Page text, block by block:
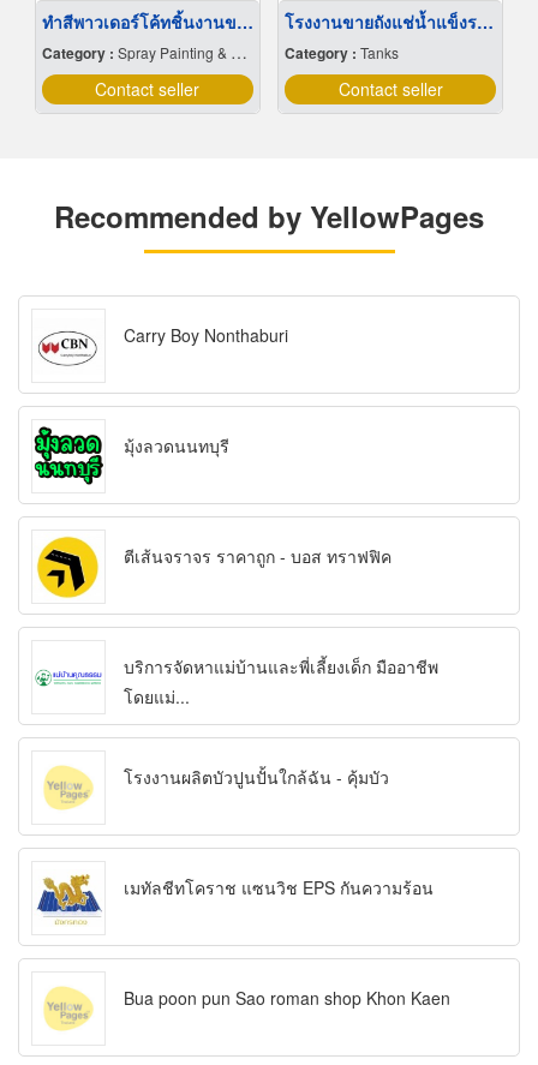
ทำสีพาวเดอร์โค้ทชิ้นงานขนาดใหญ่ ปทุมธานี
Category : Spray Painting & Finishing
Contact seller
โรงงานขายถังแช่น้ำแข็งราคาถูก
Category : Tanks
Contact seller
Recommended by YellowPages
Carry Boy Nonthaburi
มุ้งลวดนนทบุรี
ตีเส้นจราจร ราคาถูก - บอส ทราฟฟิค
บริการจัดหาแม่บ้านและพี่เลี้ยงเด็ก มืออาชีพ
โดยแม่...
โรงงานผลิตบัวปูนปั้นใกล้ฉัน - คุ้มบัว
เมทัลชีทโคราช แซนวิช EPS กันความร้อน
Bua poon pun Sao roman shop Khon Kaen